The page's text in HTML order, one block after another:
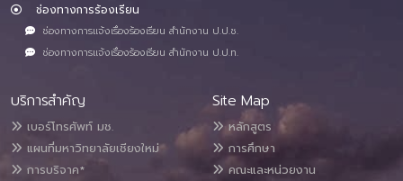
ช่องทางการร้องเรียน
ช่องทางการแจ้งเรื่องร้องเรียน สำนักงาน ป.ป.ช.
ช่องทางการแจ้งเรื่องร้องเรียน สำนักงาน ป.ป.ท.
บริการสำคัญ
เบอร์โทรศัพท์ มช.
แผนที่มหาวิทยาลัยเชียงใหม่
การบริจาค*
Site Map
หลักสูตร
การศึกษา
คณะและหน่วยงาน